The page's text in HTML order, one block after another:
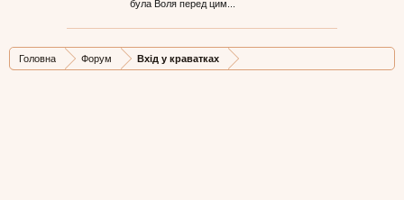
була Воля перед цим...
Головна Форум Вхід у краватках